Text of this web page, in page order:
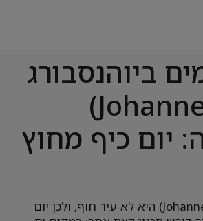
ביוהנסבורג
(Johannesburg)
יום כיף מחוץ
יוהנסבורג (Johannesburg) היא לא עיר חוף, ולכן יום